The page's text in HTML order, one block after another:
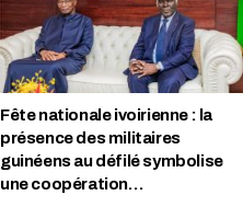
Fête nationale ivoirienne : la
présence des militaires
guinéens au défilé symbolise
une coopération…